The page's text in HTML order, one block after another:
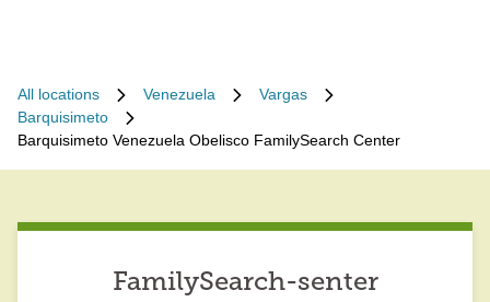
All locations Venezuela
Vargas
Barquisimeto
Barquisimeto Venezuela Obelisco FamilySearch Center
FamilySearch-senter